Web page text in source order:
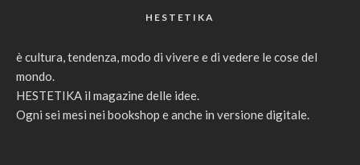
HESTETIKA
è cultura, tendenza, modo di vivere e di vedere le cose del
mondo.
HESTETIKA il magazine delle idee.
Ogni sei mesi nei bookshop e anche in versione digitale.